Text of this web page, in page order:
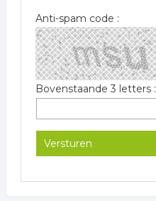
Anti-spam code :
Bovenstaande 3 letters :